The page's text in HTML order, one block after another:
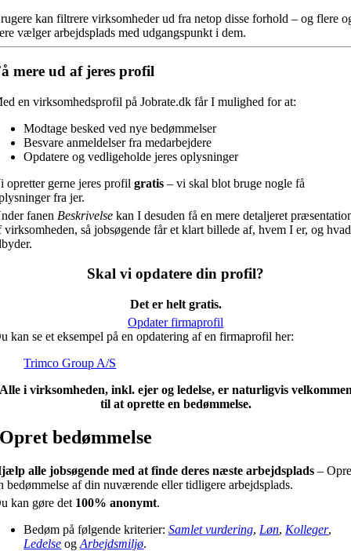
kan filtrere virksomheder ud fra netop disse forhold – og flere
vælger arbejdsplads med udgangspunkt i dem.
mere ud af jeres profil
en virksomhedsprofil på Jobrate.dk får I mulighed for at:
Modtage besked ved nye bedømmelser
Besvare anmeldelser fra medarbejdere
Opdatere og vedligeholde jeres oplysninger
opretter gerne jeres profilgratis – vi skal blot bruge nogle få
fra jer.
fanen Beskrivelse kan I desuden få en mere detaljeret
virksomheden, så jobsøgende får et klart billede af, hvem I er, og
Skal vi opdatere din profil?
Det er helt gratis.
Opdater firmaprofil
kan se et eksempel på en opdatering af en firmaprofil her:
Trimco Group A/S
i virksomheden, inkl. ejer og ledelse, er naturligvis
til at oprette en bedømmelse.
Opret bedømmelse
alle jobsøgende med at finde deres næste arbejdsplads –
bedømmelse af din nuværende eller tidligere arbejdsplads.
kan gøre det 100% anonymt.
Bedøm på følgende kriterier:Samlet vurdering, Løn, Kolleger,
Ledelse ogArbejdsmiljø.